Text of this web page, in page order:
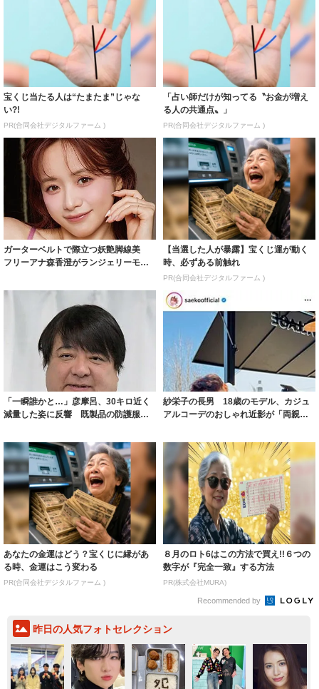
宝くじ当たる人は“たまたま”じゃな
い?!
PR(合同会社デジタルファーム )
「占い師だけが知ってる〝お金が増え
る人の共通点〟」
PR(合同会社デジタルファーム )
ガーターベルトで際立つ妖艶脚線美
フリーアナ森香澄がランジェリーモデ
【当選した人が暴露】宝くじ運が動く
時、必ずある前触れ
PR(合同会社デジタルファーム )
「一瞬誰かと…」彦摩呂、30キロ近く
減量した姿に反響 既製品の防護服が
紗栄子の長男 18歳のモデル、カジュ
アルコーデのおしゃれ近影が「両親の
あなたの金運はどう？宝くじに縁があ
る時、金運はこう変わる
PR(合同会社デジタルファーム )
８月のロト6はこの方法で買え!!６つの
数字が『完全一致』する方法
PR(株式会社MURA)
Recommended by
昨日の人気フォトセレクション